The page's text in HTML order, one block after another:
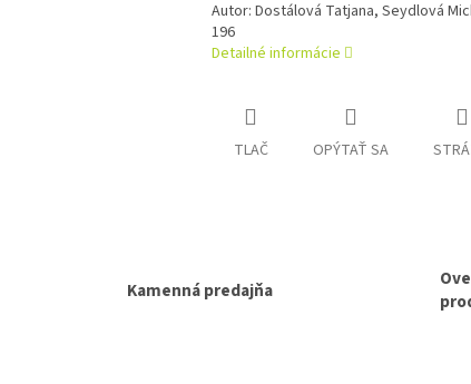
Autor: Dostálová Tatjana, Seydlová
196
Detailné informácie
TLAČ OPÝTAŤ SA
Kamenná predajňa